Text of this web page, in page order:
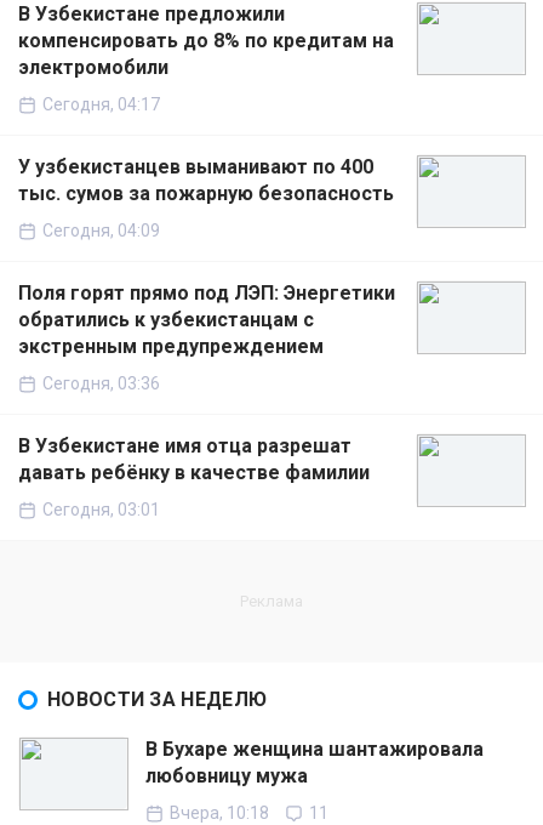
В Узбекистане предложили
компенсировать до 8% по кредитам на
электромобили
Сегодня, 04:17
У узбекистанцев выманивают по 400
тыс. сумов за пожарную безопасность
Сегодня, 04:09
Поля горят прямо под ЛЭП: Энергетики
обратились к узбекистанцам с
экстренным предупреждением
Сегодня, 03:36
В Узбекистане имя отца разрешат
давать ребёнку в качестве фамилии
Сегодня, 03:01
НОВОСТИ ЗА НЕДЕЛЮ
В Бухаре женщина шантажировала
любовницу мужа
Вчера, 10:18 11